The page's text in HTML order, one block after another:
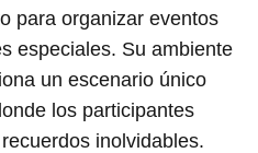
para organizar eventos
especiales. Su ambiente
un escenario único
los participantes
inolvidables.